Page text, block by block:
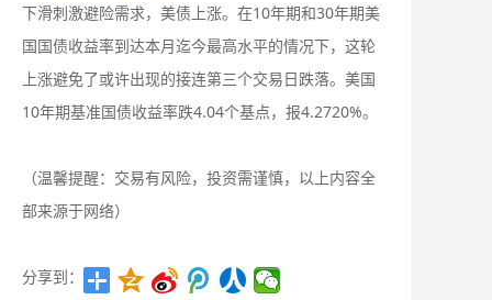
下滑刺激避险需求，美债上涨。在10年期和30年期美
国国债收益率到达本月迄今最高水平的情况下，这轮
上涨避免了或许出现的接连第三个交易日跌落。美国
10年期基准国债收益率跌4.04个基点，报4.2720%。
（温馨提醒：交易有风险，投资需谨慎，以上内容全
部来源于网络）
分享到：